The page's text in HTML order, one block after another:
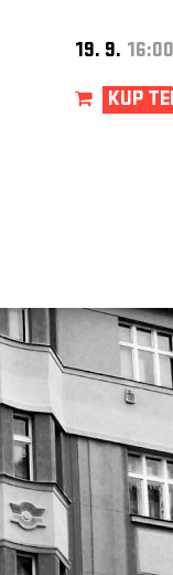
19. 9.
KUP